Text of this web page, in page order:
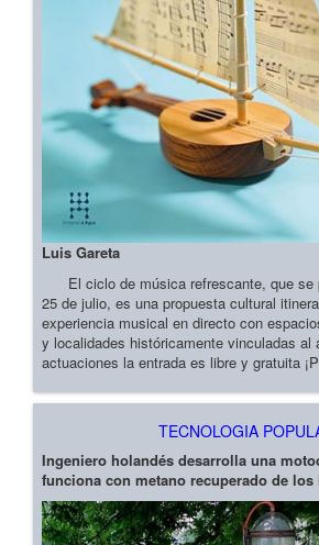
Luis Gareta
El ciclo de música refrescante, que se
25 de julio, es una propuesta cultural
experiencia musical en directo con
y localidades históricamente vinculadas al
actuaciones la entrada es libre y gratuita
TECNOLOGIA
Ingeniero holandés desarrolla una
funciona con metano recuperado de los